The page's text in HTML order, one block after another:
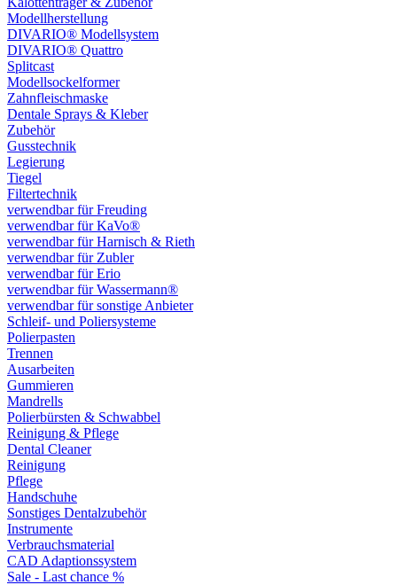
Modellherstellung
DIVARIO® Modellsystem
DIVARIO® Quattro
Splitcast
Modellsockelformer
Zahnfleischmaske
Dentale Sprays & Kleber
Zubehör
Gusstechnik
Legierung
Tiegel
Filtertechnik
verwendbar für Freuding
verwendbar für KaVo®
verwendbar für Harnisch & Rieth
verwendbar für Zubler
verwendbar für Erio
verwendbar für Wassermann®
verwendbar für sonstige Anbieter
Schleif- und Poliersysteme
Polierpasten
Trennen
Ausarbeiten
Gummieren
Mandrells
Polierbürsten & Schwabbel
Reinigung & Pflege
Dental Cleaner
Reinigung
Pflege
Handschuhe
Sonstiges Dentalzubehör
Instrumente
Verbrauchsmaterial
CAD Adaptionssystem
Sale - Last chance %